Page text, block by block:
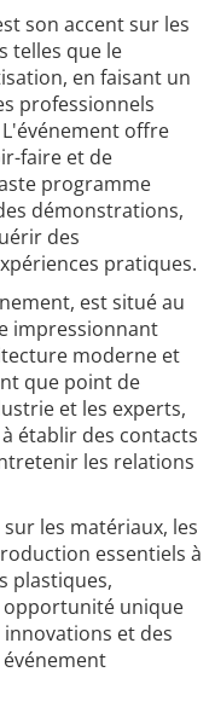
son accent sur les
telles que le
en faisant un
professionnels
offre
faire et de
programme
démonstrations,
des
pratiques.
est situé au
impressionnant
moderne et
que point de
et les experts,
à établir des contacts
les relations
les matériaux, les
essentiels à
plastiques,
opportunité unique
et des